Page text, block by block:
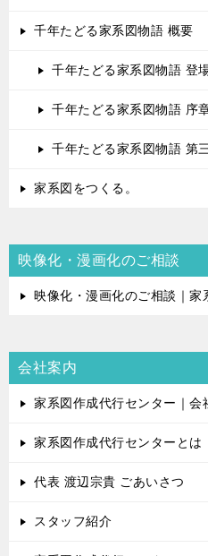
千年たどる家系図物語 概要
千年たどる家系図物語 登
千年たどる家系図物語 序
千年たどる家系図物語 第
家系図をつくる。
映像化・漫画化のご相談
映像化・漫画化のご相談｜家
会社案内
家系図作成代行センター｜会
家系図作成代行センターとは
代表 渡辺宗貴 ごあいさつ
スタッフ紹介